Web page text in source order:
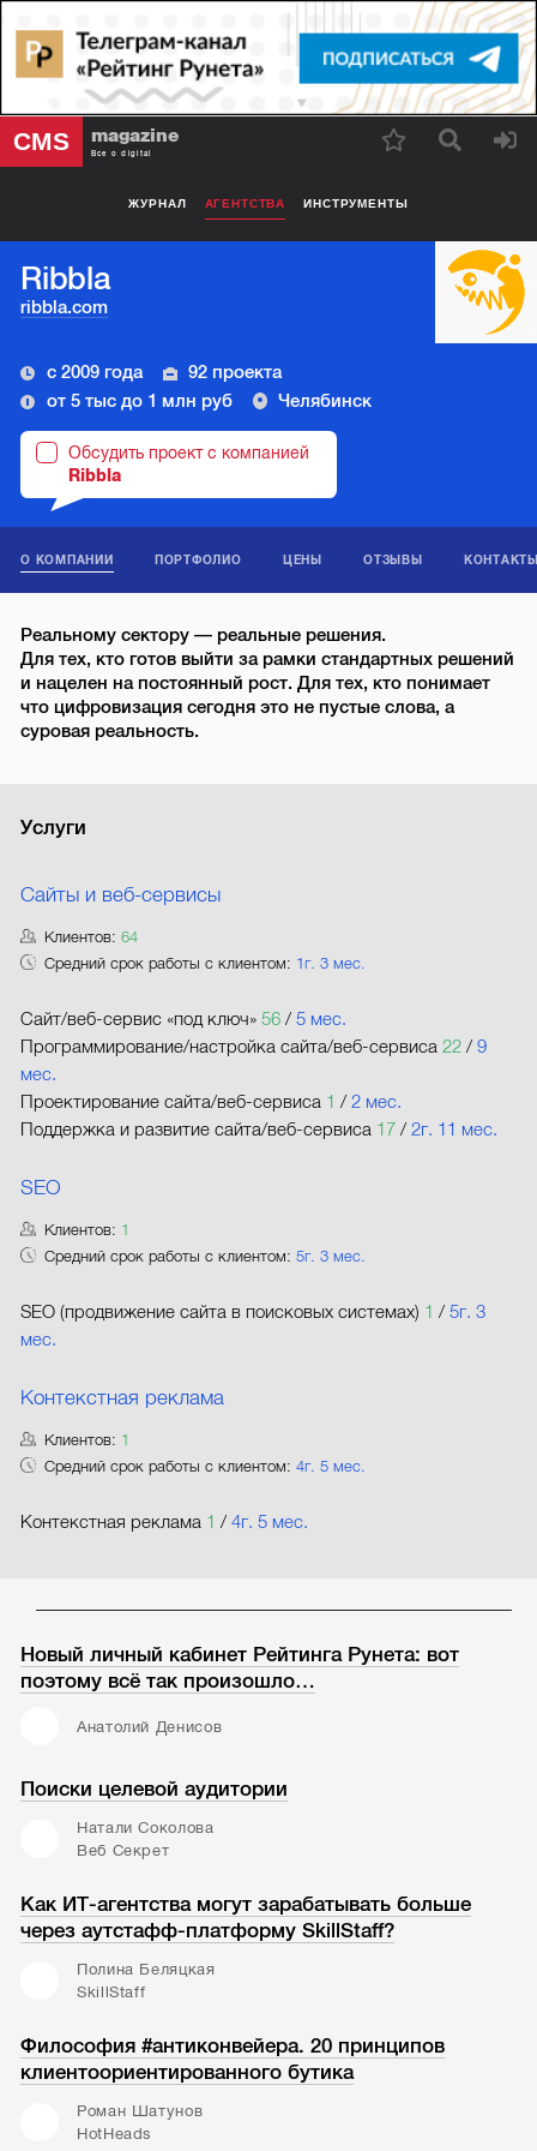
CMS magazine
Все о digital
ЖУРНАЛ АГЕНТСТВА ИНСТРУМЕНТЫ
Ribbla
ribbla.com
с 2009 года
92 проекта
от 5 тыс до 1 млн руб
Челябинск
Обсудить проект с компанией
Ribbla
О КОМПАНИИ ПОРТФОЛИО ЦЕНЫ ОТЗЫВЫ
Реальному сектору — реальные решения.
Для тех, кто готов выйти за рамки стандартных решений
и нацелен на постоянный рост. Для тех, кто понимает
что цифровизация сегодня это не пустые слова, а
суровая реальность.
Услуги
Сайты и веб-сервисы
Клиентов:64
Средний срок работы с клиентом: 1г. 3 мес.
Сайт/веб-сервис «под ключ» 56 /5 мес.
Программирование/настройка сайта/веб-сервиса 22 /9
мес.
Проектирование сайта/веб-сервиса 1 /2 мес.
Поддержка и развитие сайта/веб-сервиса 17 /2г. 11 мес.
SEO
Клиентов: 1
Средний срок работы с клиентом:5г. 3 мес.
SEO (продвижение сайта в поисковых системах) 1 /5г. 3
мес.
Контекстная реклама
Клиентов: 1
Средний срок работы с клиентом:4г. 5 мес.
Контекстная реклама 1 /4г. 5 мес.
Новый личный кабинет Рейтинга Рунета: вот
поэтому всё так произошло…
Анатолий Денисов
Поиски целевой аудитории
Натали Соколова
Веб Секрет
Как ИТ-агентства могут зарабатывать больше
через аутстафф-платформу SkillStaff?
Полина Беляцкая
SkillStaff
Философия #антиконвейера. 20 принципов
клиентоориентированного бутика
Роман Шатунов
HotHeads